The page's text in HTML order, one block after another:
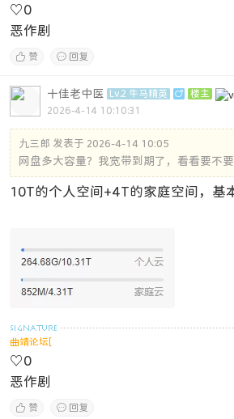
♡0
恶作剧
 赞  回复
十佳老中医 Lv.2 牛马精英 
楼主
2026-4-14 10:10:31
九三郎 发表于 2026-4-14 10:05
网盘多大容量？我宽带到期了，看看要不要
10T的个人空间+4T的家庭空间，基
曲靖论坛[
♡0
恶作剧
 赞  回复